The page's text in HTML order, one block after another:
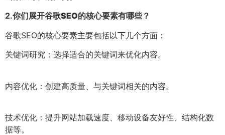
2.你们展开谷歌SEO的核心要素有哪些？
谷歌SEO的核心要素主要包括以下几个方面：
关键词研究：选择适合的关键词来优化内容。
内容优化：创建高质量、与关键词相关的内容。
技术优化：提升网站加载速度、移动设备友好性、结构化数
据等。